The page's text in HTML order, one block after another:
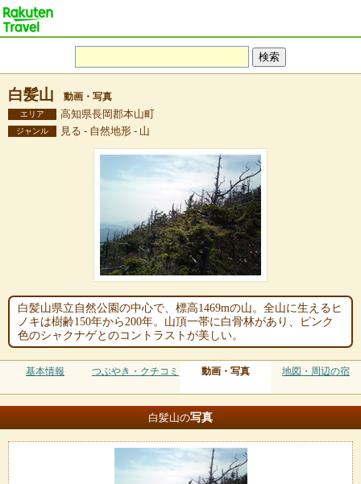
白髪山 動画・写真
エリア 高知県長岡郡本山町
ジャンル 見る - 自然地形 - 山
白髪山県立自然公園の中心で、標高1469mの山。全山に生えるヒ
ノキは樹齢150年から200年。山頂一帯に白骨林があり、ピンク
色のシャクナゲとのコントラストが美しい。
基本情報 つぶやき・クチコミ 動画・写真 地図・周辺の宿
白髪山の写真